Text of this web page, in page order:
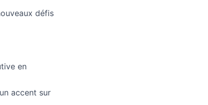
défis
en
accent sur